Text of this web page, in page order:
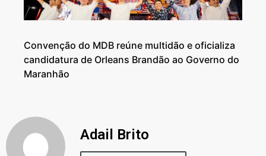
Convenção do MDB reúne multidão e oficializa
candidatura de Orleans Brandão ao Governo do
Maranhão
Adail Brito